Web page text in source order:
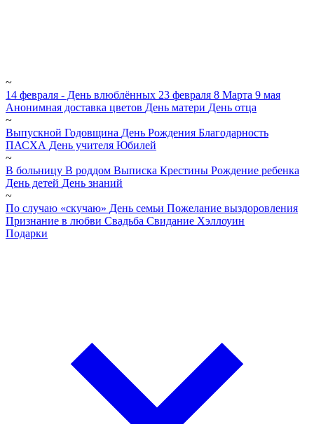
~
14 февраля - День влюблённых 23 февраля 8 Марта 9 мая
Анонимная доставка цветов День матери День отца
~
Выпускной Годовщина День Рождения Благодарность
ПАСХА День учителя Юбилей
~
В больницу В роддом Выписка Крестины Рождение ребенка
День детей День знаний
~
По случаю «скучаю» День семьи Пожелание выздоровления
Признание в любви Свадьба Свидание Хэллоуин
Подарки